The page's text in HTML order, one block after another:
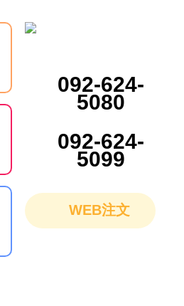
092-624-
5080
092-624-
5099
WEB注文